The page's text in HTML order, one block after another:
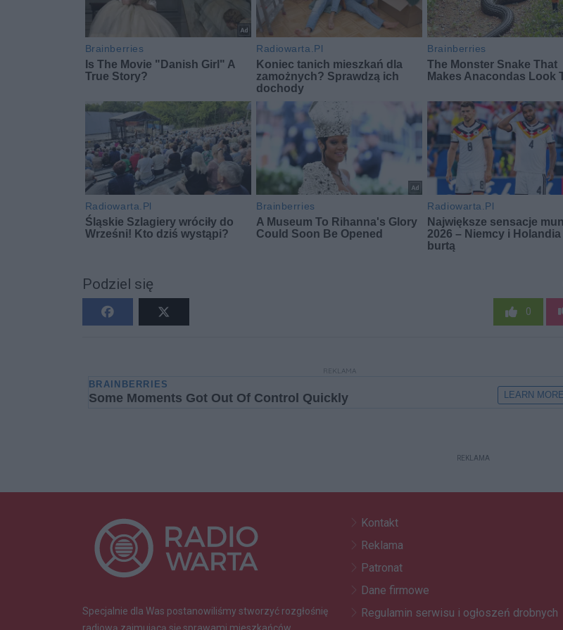
Podziel się
0
REKLAMA
REKLAMA
Specjalnie dla Was postanowiliśmy stworzyć rozgłośnię
Kontakt
Reklama
Patronat
Dane firmowe
Regulamin serwisu i ogłoszeń drobnych